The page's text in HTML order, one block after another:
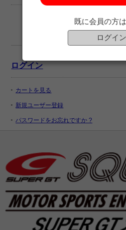
ログイン
カートを見る
新規ユーザー登録
パスワードをお忘れですか ?
既に会員の方
ログイン